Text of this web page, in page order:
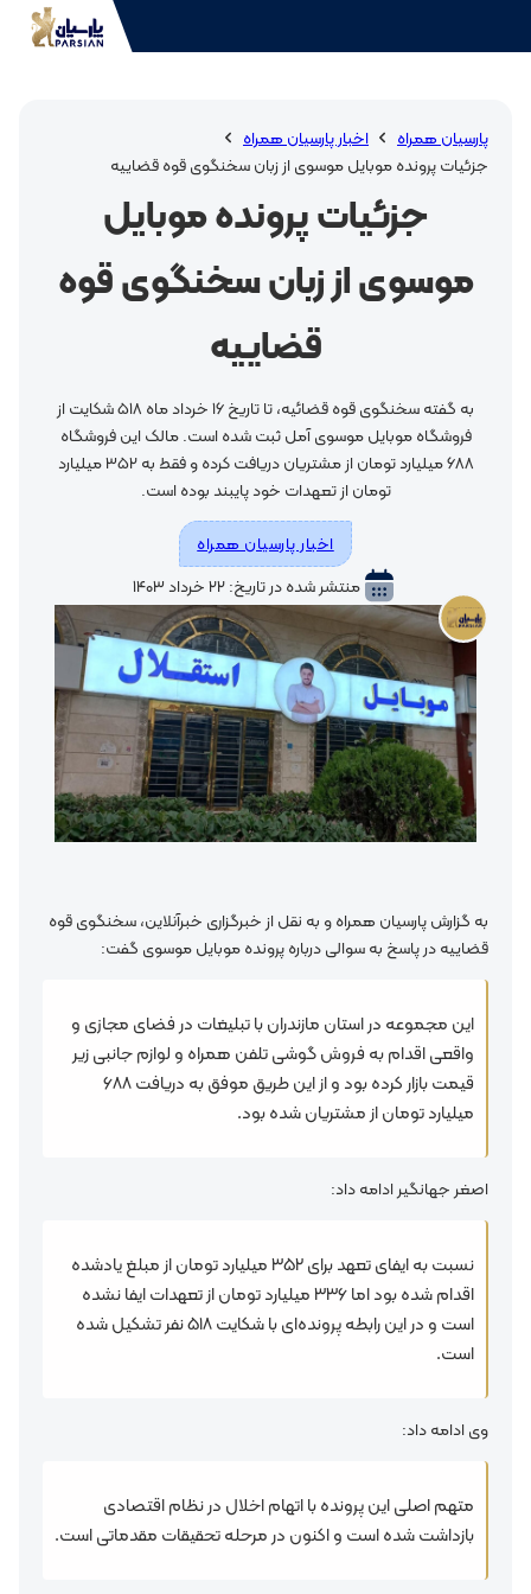
پارسیان همراه
اخبار پارسیان همراه
جزئیات پرونده موبایل موسوی از زبان سخنگوی قوه قضاییه
جزئیات پرونده موبایل
موسوی از زبان سخنگوی قوه
قضاییه
به گفته سخنگوی قوه قضائیه، تا تاریخ 16 خرداد ماه 518 شکایت از
فروشگاه موبایل موسوی آمل ثبت شده است. مالک این فروشگاه
688 میلیارد تومان از مشتریان دریافت کرده و فقط به 352 میلیارد
تومان از تعهدات خود پایبند بوده است.
اخبار پارسیان همراه
منتشر شده در تاریخ: ۲۲ خرداد ۱۴۰۳
به گزارش پارسیان همراه و به نقل از خبرگزاری خبرآنلاین، سخنگوی قوه
قضاییه در پاسخ به سوالی درباره پرونده موبایل موسوی گفت:
این مجموعه در استان مازندران با تبلیغات در فضای مجازی و
واقعی اقدام به فروش گوشی تلفن همراه و لوازم جانبی زیر
قیمت بازار کرده بود و از این طریق موفق به دریافت ۶۸۸
میلیارد تومان از مشتریان شده بود.
اصغر جهانگیر ادامه داد:
نسبت به ایفای تعهد برای ۳۵۲ میلیارد تومان از مبلغ یادشده
اقدام شده بود اما ۳۳۶ میلیارد تومان از تعهدات ایفا نشده
است و در این رابطه پرونده‌ای با شکایت ۵۱۸ نفر تشکیل شده
است.
وی ادامه داد:
متهم اصلی این پرونده با اتهام اخلال در نظام اقتصادی
بازداشت شده است و اکنون در مرحله تحقیقات مقدماتی است.